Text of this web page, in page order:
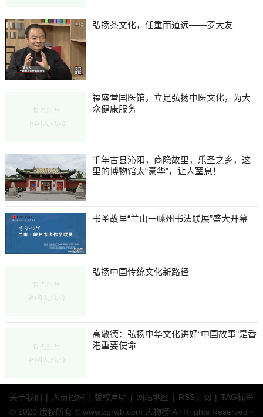
弘扬茶文化，任重而道远——罗大友
福盛堂国医馆，立足弘扬中医文化，为大
众健康服务
千年古县沁阳，商隐故里，乐圣之乡，这
里的博物馆太“豪华”，让人窒息！
书圣故里“兰山一嵊州书法联展”盛大开幕
弘扬中国传统文化新路径
高敬德：弘扬中华文化讲好“中国故事”是香
港重要使命
关于我们 | 人员招聘 | 版权声明 | 网站地图 | RSS订阅 | TAG标签
© 2020 版权所有 © www.zgrwb.com 人物榜 All Rrights Reserved -